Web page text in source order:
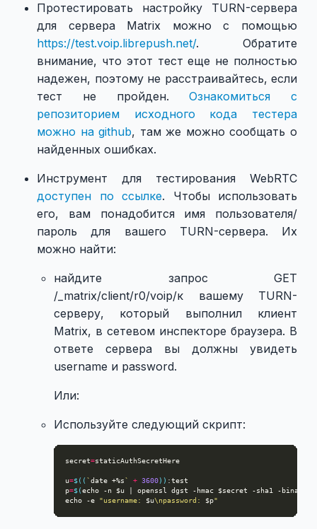
Протестировать настройку TURN-сервера
для сервера Matrix можно с помощью
https://test.voip.librepush.net/. Обратите
внимание, что этот тест еще не полностью
надежен, поэтому не расстраивайтесь, если
тест не пройден.Ознакомиться с
репозиторием исходного кода тестера
можно на github, там же можно сообщать о
найденных ошибках.
Инструмент для тестирования WebRTC
доступен по ссылке. Чтобы использовать
его, вам понадобится имя пользователя/
пароль для вашего TURN-сервера. Их
можно найти:
найдите запрос GET
/_matrix/client/r0/voip/к вашему TURN-
серверу, который выполнил клиент
Matrix, в сетевом инспекторе браузера. В
ответе сервера вы должны увидеть
username и password.
Или:
Используйте следующий скрипт:
secret=
u=$(( `date +%s` + 3600))
p=$(echo -n $u | openssl dgst -hmac $secret -sha1 -binary |
echo -e "username: $u\npassword: $p"